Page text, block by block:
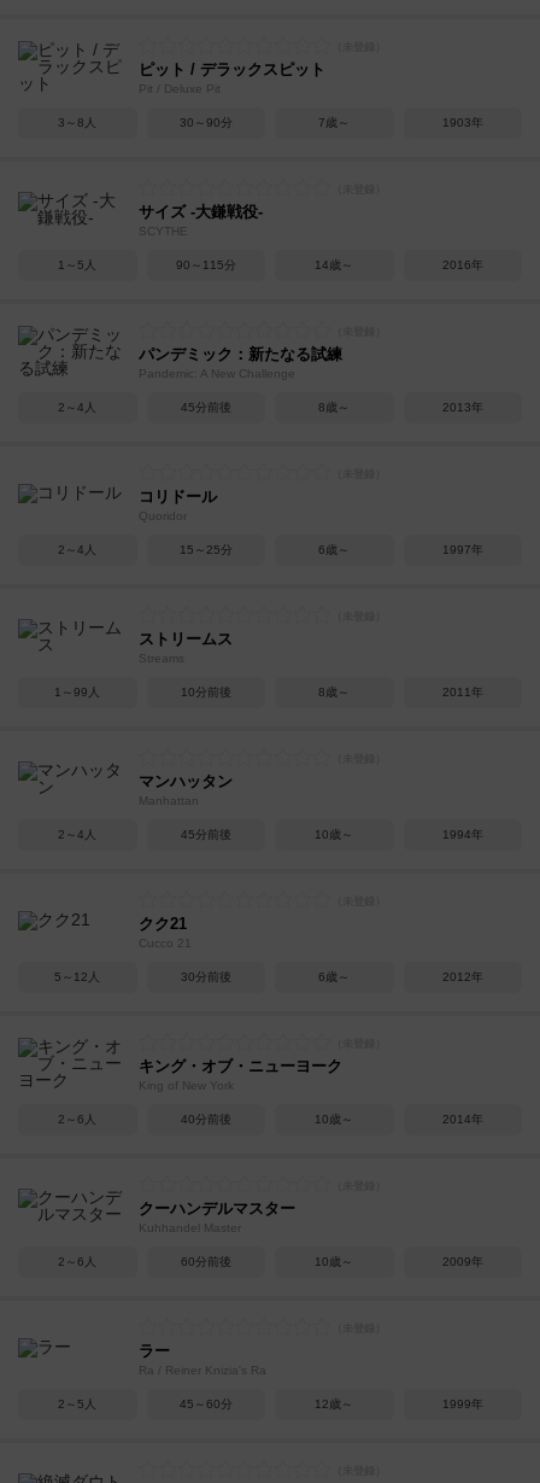
ピット / デラックスピット
Pit / Deluxe Pit
3～8人 30～90分 7歳～ 1903年
サイズ -大鎌戦役-
SCYTHE
1～5人 90～115分 14歳～ 2016年
パンデミック：新たなる試練
Pandemic: A New Challenge
2～4人 45分前後 8歳～ 2013年
コリドール
Quoridor
2～4人 15～25分 6歳～ 1997年
ストリームス
Streams
1～99人 10分前後 8歳～ 2011年
マンハッタン
Manhattan
2～4人 45分前後 10歳～ 1994年
クク21
Cucco 21
5～12人 30分前後 6歳～ 2012年
キング・オブ・ニューヨーク
King of New York
2～6人 40分前後 10歳～ 2014年
クーハンデルマスター
Kuhhandel Master
2～6人 60分前後 10歳～ 2009年
ラー
Ra / Reiner Knizia's Ra
2～5人 45～60分 12歳～ 1999年